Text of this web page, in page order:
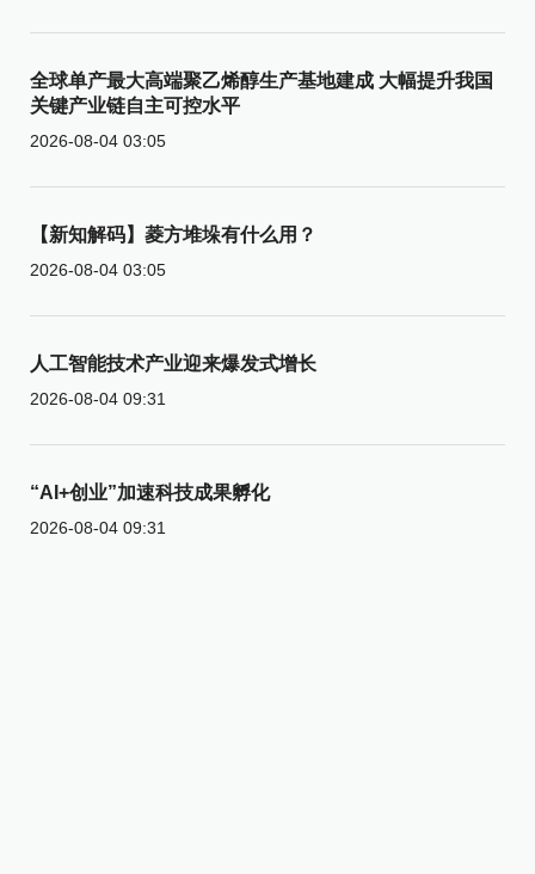
全球单产最大高端聚乙烯醇生产基地建成 大幅提升我国
关键产业链自主可控水平
2026-08-04 03:05
【新知解码】菱方堆垛有什么用？
2026-08-04 03:05
人工智能技术产业迎来爆发式增长
2026-08-04 09:31
“AI+创业”加速科技成果孵化
2026-08-04 09:31